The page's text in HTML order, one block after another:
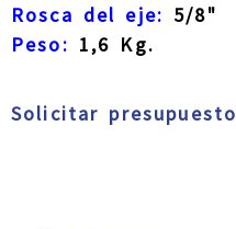
Rosca del eje: 5/8"
Peso: 1,6 Kg.
Solicitar presupuesto